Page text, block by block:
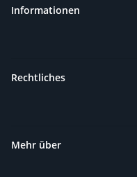
Informationen
Rechtliches
Mehr über